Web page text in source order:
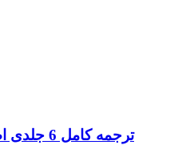
ترجمه کامل 6 جلدی اصول جراحی شوارتز 2019